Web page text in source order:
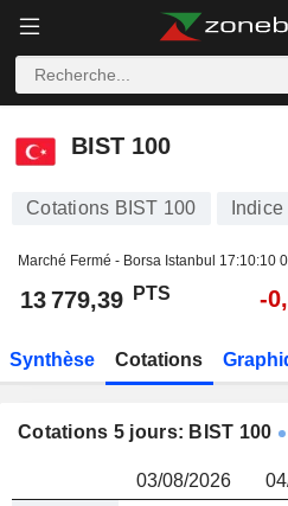
BIST 100
BIST 100
Cotations BIST 100 Indice
Marché Fermé - Borsa Istanbul 17:10:10
13 779,39 PTS -
Synthèse Cotations
Cotations 5 jours: BIST 100
03/08/2026